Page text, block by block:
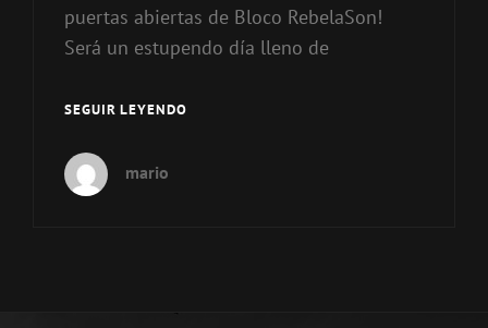
puertas abiertas de Bloco RebelaSon!
Será un estupendo día lleno de
SEGUIR LEYENDO
mario